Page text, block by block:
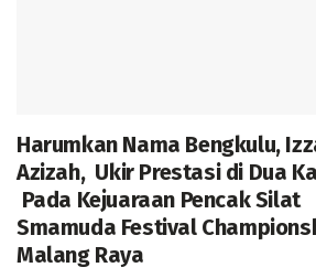
Harumkan Nama Bengkulu,
Azizah, Ukir Prestasi di Dua
Pada Kejuaraan Pencak Silat
Smamuda Festival
Malang Raya